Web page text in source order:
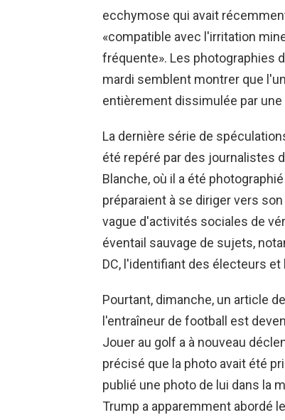
ecchymose qui avait
«compatible avec l'irritation
fréquente». Les photographies
mardi semblent montrer que
entièrement dissimulée par
La dernière série de
été repéré par des journalistes
Blanche, où il a été
préparaient à se diriger vers
vague d'activités sociales de
éventail sauvage de sujets,
DC, l'identifiant des électeurs
Pourtant, dimanche, un article
l'entraîneur de football est
Jouer au golf a à nouveau
précisé que la photo avait été
publié une photo de lui dans la
Trump a apparemment abordé